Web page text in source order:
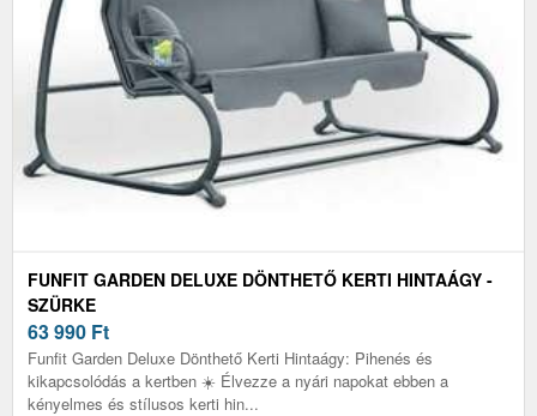
FUNFIT GARDEN DELUXE DÖNTHETŐ KERTI HINTAÁGY -
SZÜRKE
63 990 Ft
Funfit Garden Deluxe Dönthető Kerti Hintaágy: Pihenés és
kikapcsolódás a kertben ☀️ Élvezze a nyári napokat ebben a
kényelmes és stílusos kerti hin...